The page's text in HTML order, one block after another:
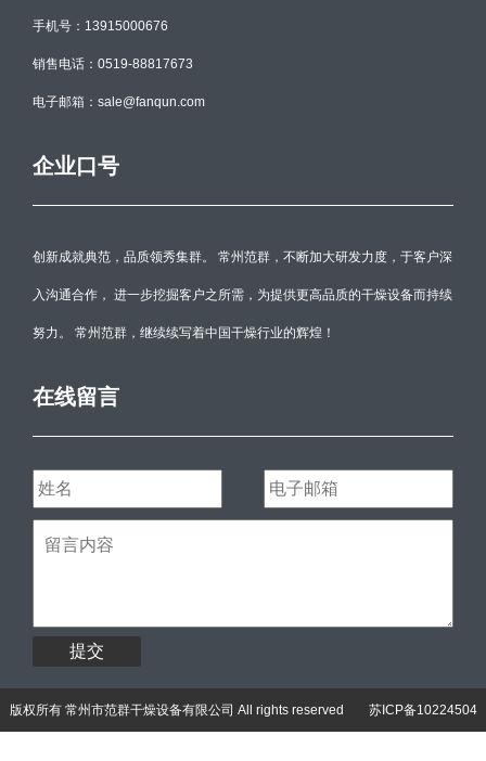
手机号：13915000676
销售电话：0519-88817673
电子邮箱：sale@fanqun.com
企业口号
创新成就典范，品质领秀集群。 常州范群，不断加大研发力度，于客户深
入沟通合作， 进一步挖掘客户之所需，为提供更高品质的干燥设备而持续
努力。 常州范群，继续续写着中国干燥行业的辉煌！
在线留言
提交
版权所有 常州市范群干燥设备有限公司 All rights reserved 苏ICP备10224504